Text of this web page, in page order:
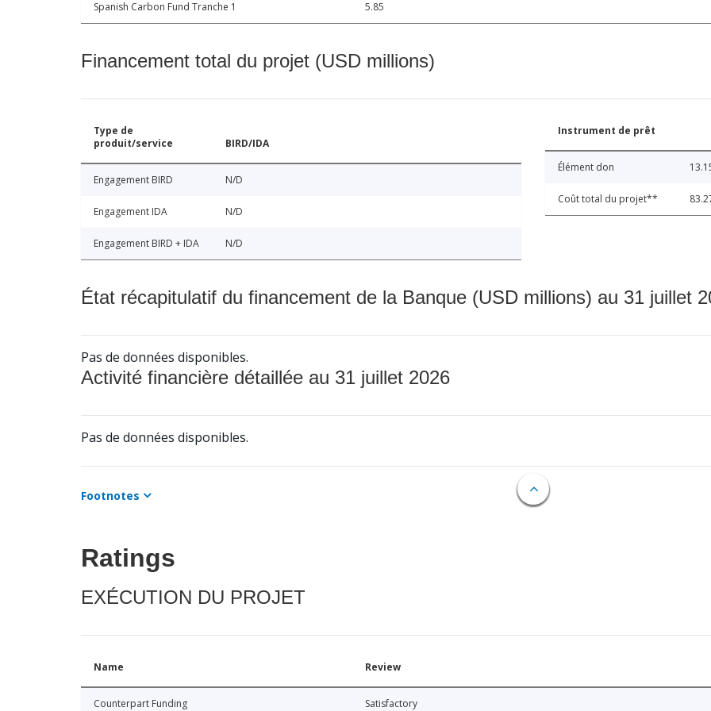
Spanish Carbon Fund Tranche 1 5.85
Financement total du projet (USD millions)
Type de
produit/service
BIRD/IDA
Engagement BIRD N/D
Engagement IDA N/D
Engagement BIRD + IDA N/D
Instrument de prêt
Élément don
Coût total du projet**
État récapitulatif du financement de la Banque (USD millions) au 31 juillet
Pas de données disponibles.
Activité financière détaillée au 31 juillet 2026
Pas de données disponibles.
Footnotes
Ratings
EXÉCUTION DU PROJET
Name Review
Counterpart Funding Satisfactory